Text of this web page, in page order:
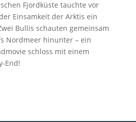
Fjordküste tauchte vor
Einsamkeit der Arktis ein
Bullis schauten gemeinsam
Nordmeer hinunter – ein
schloss mit einem
End!